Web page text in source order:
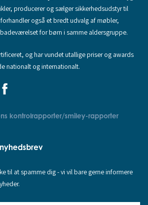
producerer og sælger sikkerhedsudstyr til
også et bredt udvalg af møbler,
for børn i samme aldersgruppe.
og har vundet utallige priser og awards
nationalt og internationalt.
kontrolrapporter/smiley-rapporter
til at spamme dig - vi vil bare gerne informere